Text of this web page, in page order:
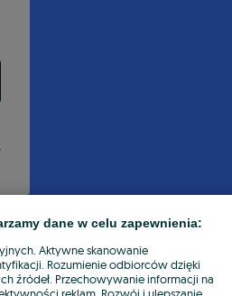
dane w celu zapewnienia:
Aktywne skanowanie
Rozumienie odbiorców dzięki
źródeł. Przechowywanie informacji na